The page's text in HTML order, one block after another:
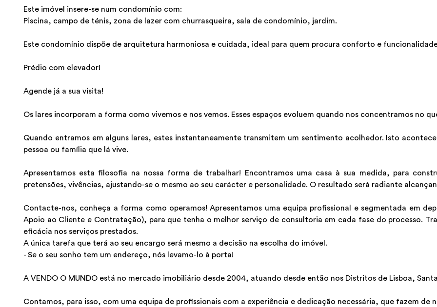
Este imóvel insere-se num condomínio com:
Piscina, campo de ténis, zona de lazer com churrasqueira, sala de condomínio, jardim.
Este condomínio dispõe de arquitetura harmoniosa e cuidada, ideal para quem procura conforto e
Prédio com elevador!
Agende já a sua visita!
Os lares incorporam a forma como vivemos e nos vemos. Esses espaços evoluem quando nos concentramos no
Quando entramos em alguns lares, estes instantaneamente transmitem um sentimento acolhedor. Isto
pessoa ou família que lá vive.
Apresentamos esta filosofia na nossa forma de trabalhar! Encontramos uma casa à sua medida, para
pretensões, vivências, ajustando-se o mesmo ao seu carácter e personalidade. O resultado será radiante
Contacte-nos, conheça a forma como operamos! Apresentamos uma equipa profissional e segmentada em
Apoio ao Cliente e Contratação), para que tenha o melhor serviço de consultoria em cada fase do processo.
eficácia nos serviços prestados.
A única tarefa que terá ao seu encargo será mesmo a decisão na escolha do imóvel.
- Se o seu sonho tem um endereço, nós levamo-lo à porta!
A VENDO O MUNDO está no mercado imobiliário desde 2004, atuando desde então nos Distritos de Lisboa,
Contamos, para isso, com uma equipa de profissionais com a experiência e dedicação necessária, que fazem de